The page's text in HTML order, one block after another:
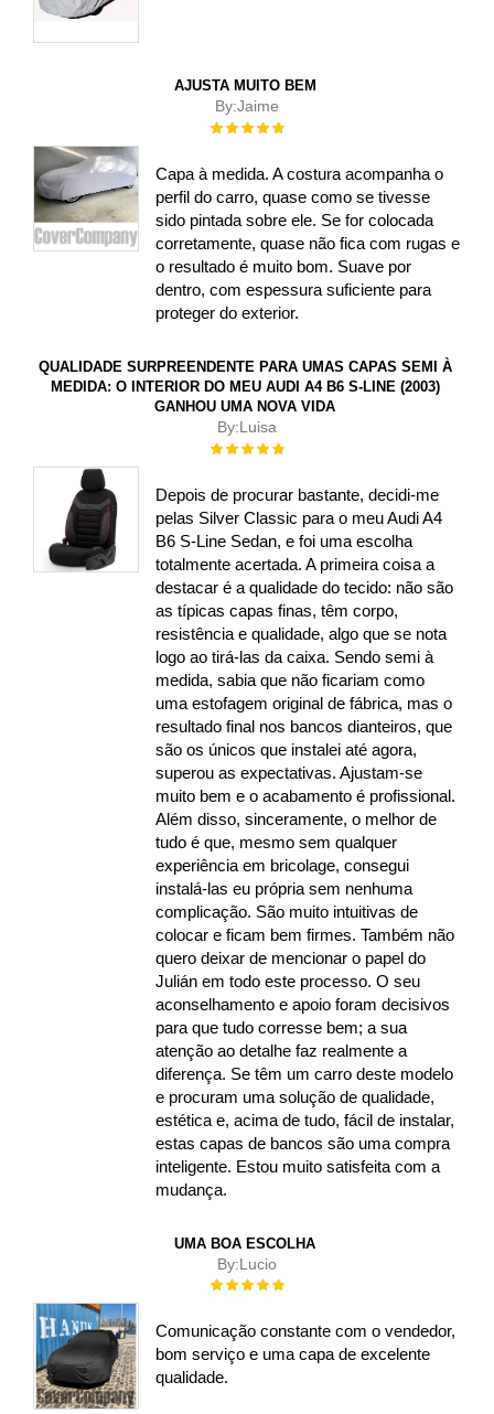
AJUSTA MUITO BEM
By:Jaime
Rating:
Capa à medida. A costura acompanha o
perfil do carro, quase como se tivesse
sido pintada sobre ele. Se for colocada
corretamente, quase não fica com rugas e
o resultado é muito bom. Suave por
dentro, com espessura suficiente para
proteger do exterior.
QUALIDADE SURPREENDENTE PARA UMAS CAPAS SEMI À
MEDIDA: O INTERIOR DO MEU AUDI A4 B6 S-LINE (2003)
GANHOU UMA NOVA VIDA
By:Luisa
Rating:
Depois de procurar bastante, decidi-me
pelas Silver Classic para o meu Audi A4
B6 S-Line Sedan, e foi uma escolha
totalmente acertada. A primeira coisa a
destacar é a qualidade do tecido: não são
as típicas capas finas, têm corpo,
resistência e qualidade, algo que se nota
logo ao tirá-las da caixa. Sendo semi à
medida, sabia que não ficariam como
uma estofagem original de fábrica, mas o
resultado final nos bancos dianteiros, que
são os únicos que instalei até agora,
superou as expectativas. Ajustam-se
muito bem e o acabamento é profissional.
Além disso, sinceramente, o melhor de
tudo é que, mesmo sem qualquer
experiência em bricolage, consegui
instalá-las eu própria sem nenhuma
complicação. São muito intuitivas de
colocar e ficam bem firmes. Também não
quero deixar de mencionar o papel do
Julián em todo este processo. O seu
aconselhamento e apoio foram decisivos
para que tudo corresse bem; a sua
atenção ao detalhe faz realmente a
diferença. Se têm um carro deste modelo
e procuram uma solução de qualidade,
estética e, acima de tudo, fácil de instalar,
estas capas de bancos são uma compra
inteligente. Estou muito satisfeita com a
mudança.
UMA BOA ESCOLHA
By:Lucio
Rating:
Comunicação constante com o vendedor,
bom serviço e uma capa de excelente
qualidade.